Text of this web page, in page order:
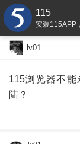
115
安装115APP
lv01
115浏览器不
陆？